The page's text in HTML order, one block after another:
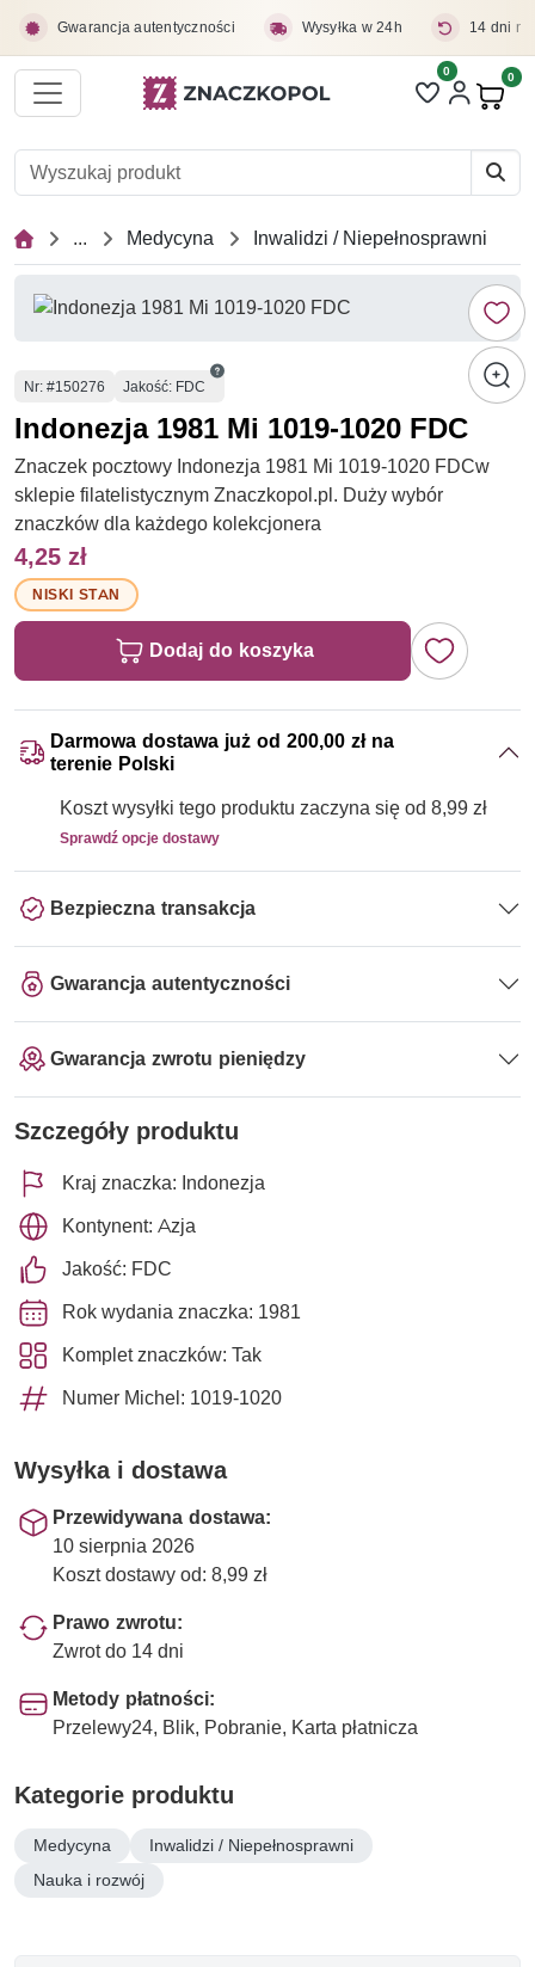
Gwarancja autentyczności Wysyłka w 24h 14 dni
Liczba pozycji
0 0
... Medycyna Inwalidzi / Niepełnosprawni
Numer
Nr: #150276 Jakość: FDC
Indonezja 1981 Mi 1019-1020 FDC
Znaczek pocztowy Indonezja 1981 Mi 1019-1020 FDCw
sklepie filatelistycznym Znaczkopol.pl. Duży wybór
znaczków dla każdego kolekcjonera
4,25 zł
NISKI STAN
Dodaj do koszyka
Darmowa dostawa już od 200,00 zł na
terenie Polski
Koszt wysyłki tego produktu zaczyna się od 8,99 zł
Sprawdź opcje dostawy
Bezpieczna transakcja
Gwarancja autentyczności
Gwarancja zwrotu pieniędzy
Szczegóły produktu
Kraj znaczka: Indonezja
Kontynent: Azja
Jakość: FDC
Rok wydania znaczka: 1981
Komplet znaczków: Tak
Numer Michel: 1019-1020
Wysyłka i dostawa
Przewidywana dostawa:
10 sierpnia 2026
Koszt dostawy od: 8,99 zł
Prawo zwrotu:
Zwrot do 14 dni
Metody płatności:
Przelewy24, Blik, Pobranie, Karta płatnicza
Kategorie produktu
Medycyna
Inwalidzi / Niepełnosprawni
Nauka i rozwój